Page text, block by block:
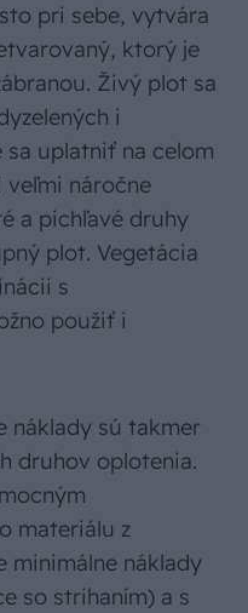
pri sebe, vytvára
ktorý je
Živý plot sa
i
uplatniť na celom
veľmi náročne
a pichľavé druhy
plot. Vegetácia
s
použiť i
náklady sú takmer
druhov oplotenia.
materiálu z
minimálne náklady
so strihaním) a s